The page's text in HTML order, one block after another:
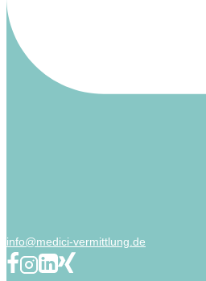
info@medici-vermittlung.de